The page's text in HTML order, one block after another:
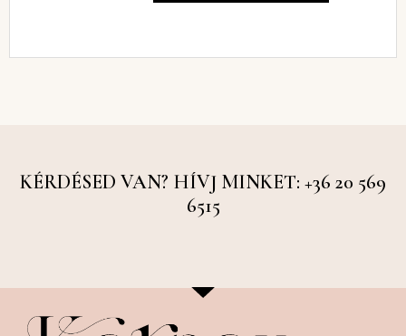
KÉRDÉSED VAN? HÍVJ MINKET: +36 20 569
6515